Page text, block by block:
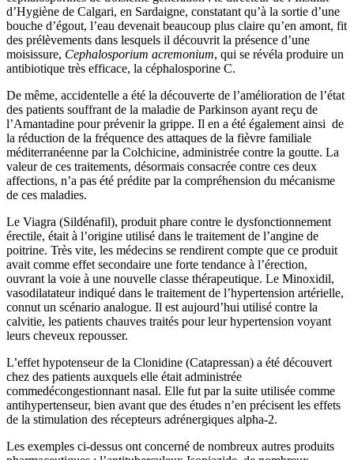
d’Hygiène de Calgari, en Sardaigne, constatant qu’à la sortie d’une
bouche d’égout, l’eau devenait beaucoup plus claire qu’en amont, fit
des prélèvements dans lesquels il découvrit la présence d’une
moisissure, Cephalosporium acremonium, qui se révéla produire un
antibiotique très efficace, la céphalosporine C.
De même, accidentelle a été la découverte de l’amélioration de l’état
des patients souffrant de la maladie de Parkinson ayant reçu de
l’Amantadine pour prévenir la grippe. Il en a été également ainsi de
la réduction de la fréquence des attaques de la fièvre familiale
méditerranéenne par la Colchicine, administrée contre la goutte. La
valeur de ces traitements, désormais consacrée contre ces deux
affections, n’a pas été prédite par la compréhension du mécanisme
de ces maladies.
Le Viagra (Sildénafil), produit phare contre le dysfonctionnement
érectile, était à l’origine utilisé dans le traitement de l’angine de
poitrine. Très vite, les médecins se rendirent compte que ce produit
avait comme effet secondaire une forte tendance à l’érection,
ouvrant la voie à une nouvelle classe thérapeutique. Le Minoxidil,
vasodilatateur indiqué dans le traitement de l’hypertension artérielle,
connut un scénario analogue. Il est aujourd’hui utilisé contre la
calvitie, les patients chauves traités pour leur hypertension voyant
leurs cheveux repousser.
L’effet hypotenseur de la Clonidine (Catapressan) a été découvert
chez des patients auxquels elle était administrée
commedécongestionnant nasal. Elle fut par la suite utilisée comme
antihypertenseur, bien avant que des études n’en précisent les effets
de la stimulation des récepteurs adrénergiques alpha-2.
Les exemples ci-dessus ont concerné de nombreux autres produits